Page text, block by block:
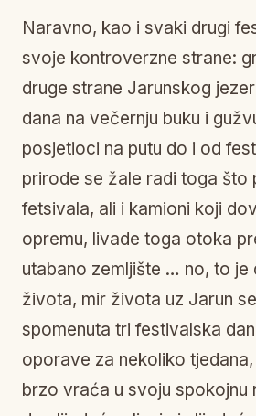
Naravno, kao i svaki drugi
svoje kontroverzne strane:
druge strane Jarunskog
dana na večernju buku i
posjetioci na putu do i od
prirode se žale radi toga što
fetsivala, ali i kamioni koji
opremu, livade toga otoka
utabano zemljište … no, to je
života, mir života uz Jarun
spomenuta tri festivalska
oporave za nekoliko
brzo vraća u svoju